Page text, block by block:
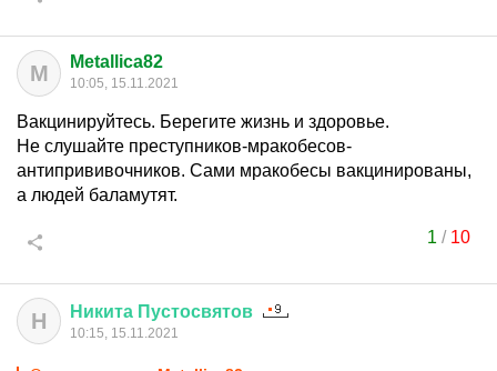
M Metallica82
10:05, 15.11.2021
Вакцинируйтесь. Берегите жизнь и здоровье.
Не слушайте преступников-мракобесов-
антипрививочников. Сами мракобесы вакцинированы,
а людей баламутят.
1 / 10
Н Никита Пустосвятов
10:15, 15.11.2021